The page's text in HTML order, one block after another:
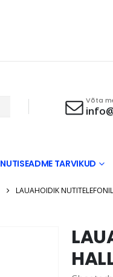
Võta
NUTISEADME TARVIKUD
LAUAHOIDIK